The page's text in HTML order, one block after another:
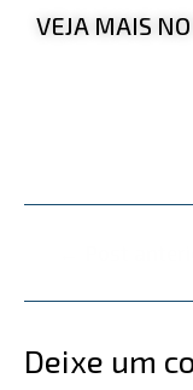
VEJA MAIS
Deixe um